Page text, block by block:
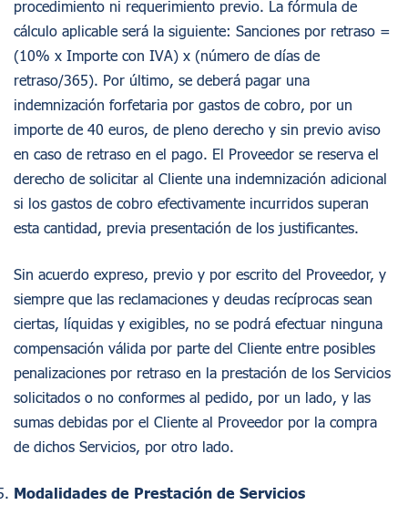
procedimiento ni requerimiento previo. La fórmula de
cálculo aplicable será la siguiente: Sanciones por retraso =
(10% x Importe con IVA) x (número de días de
retraso/365). Por último, se deberá pagar una
indemnización forfetaria por gastos de cobro, por un
importe de 40 euros, de pleno derecho y sin previo aviso
en caso de retraso en el pago. El Proveedor se reserva el
derecho de solicitar al Cliente una indemnización adicional
si los gastos de cobro efectivamente incurridos superan
esta cantidad, previa presentación de los justificantes.
Sin acuerdo expreso, previo y por escrito del Proveedor, y
siempre que las reclamaciones y deudas recíprocas sean
ciertas, líquidas y exigibles, no se podrá efectuar ninguna
compensación válida por parte del Cliente entre posibles
penalizaciones por retraso en la prestación de los Servicios
solicitados o no conformes al pedido, por un lado, y las
sumas debidas por el Cliente al Proveedor por la compra
de dichos Servicios, por otro lado.
Modalidades de Prestación de Servicios